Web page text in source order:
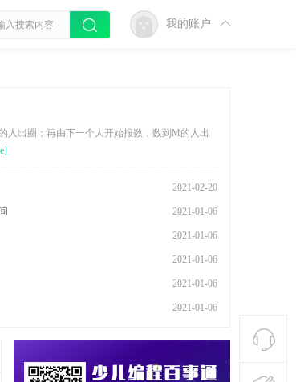
我的账户
人出圈；再由下一个人开始报数，数到M的人出
2021-02-20
2021-01-06
2021-01-06
2021-01-06
2021-01-06
2021-01-06